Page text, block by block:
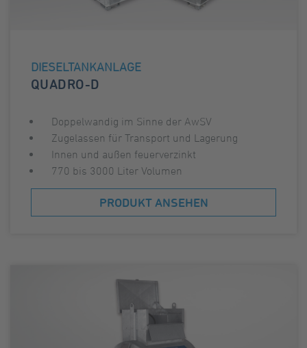
DIESELTANKANLAGE
QUADRO-D
Doppelwandig im Sinne der AwSV
Zugelassen für Transport und Lagerung
Innen und außen feuerverzinkt
770 bis 3000 Liter Volumen
PRODUKT ANSEHEN